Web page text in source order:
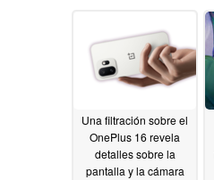
Una filtración sobre el
OnePlus 16 revela
detalles sobre la
pantalla y la cámara